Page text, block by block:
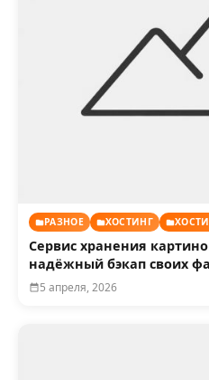
РАЗНОЕ ХОСТИНГ
Сервис хранения
надёжный бэкап своих
5 апреля, 2026